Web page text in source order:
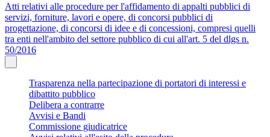
Atti relativi alle procedure per l'affidamento di appalti pubblici di
servizi, forniture, lavori e opere, di concorsi pubblici di
progettazione, di concorsi di idee e di concessioni, compresi quelli
tra enti nell'ambito del settore pubblico di cui all'art. 5 del dlgs n.
50/2016
Trasparenza nella partecipazione di portatori di interessi e
dibattito pubblico
Delibera a contrarre
Avvisi e Bandi
Commissione giudicatrice